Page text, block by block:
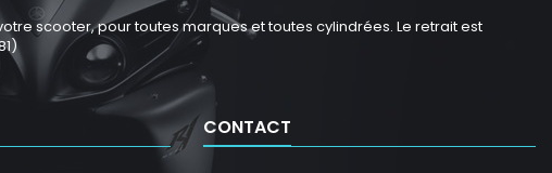
scooter, pour toutes marques et toutes cylindrées. Le retrait est
CONTACT